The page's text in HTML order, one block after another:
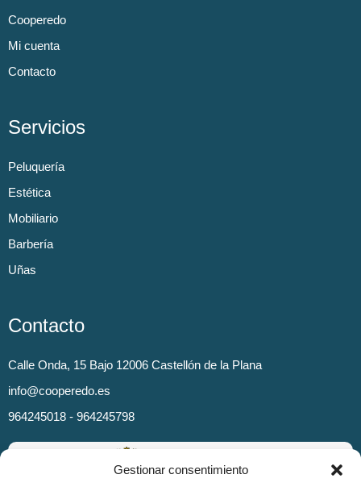
Gestionar consentimiento
Cooperedo
Mi cuenta
Contacto
Servicios
Peluquería
Estética
Mobiliario
Barbería
Uñas
Contacto
Calle Onda, 15 Bajo 12006 Castellón de la Plana
info@cooperedo.es
964245018 - 964245798